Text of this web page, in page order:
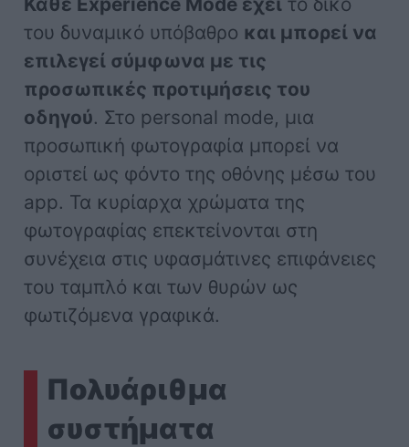
του δυναμικό υπόβαθρο και μπορεί να
επιλεγεί σύμφωνα με τις
προσωπικές προτιμήσεις του
οδηγού. Στο personal mode, μια
προσωπική φωτογραφία μπορεί να
οριστεί ως φόντο της οθόνης μέσω του
app. Τα κυρίαρχα χρώματα της
φωτογραφίας επεκτείνονται στη
συνέχεια στις υφασμάτινες επιφάνειες
του ταμπλό και των θυρών ως
φωτιζόμενα γραφικά.
Πολυάριθμα
συστήματα